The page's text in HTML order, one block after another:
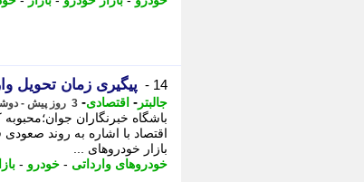
14 - پیگیری زمان تحویل
جالبتر - اقتصادی- 3 روز پیش - دوشنبه 12 مرداد 1405، 23:52
باشگاه خبرنگاران جوان؛محبوبه
اقتصاد با اشاره به روند
بازار خودروهای ...
خودروهای وارداتی - خودرو -